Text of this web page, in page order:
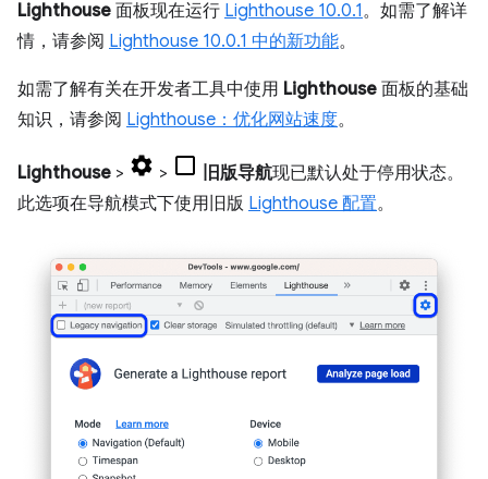
Lighthouse 面板现在运行 Lighthouse 10.0.1。如需了解详
情，请参阅 Lighthouse 10.0.1 中的新功能。
如需了解有关在开发者工具中使用 Lighthouse 面板的基础
知识，请参阅 Lighthouse：优化网站速度。
Lighthouse > > 旧版导航现已默认处于停用状态。
此选项在导航模式下使用旧版 Lighthouse 配置。